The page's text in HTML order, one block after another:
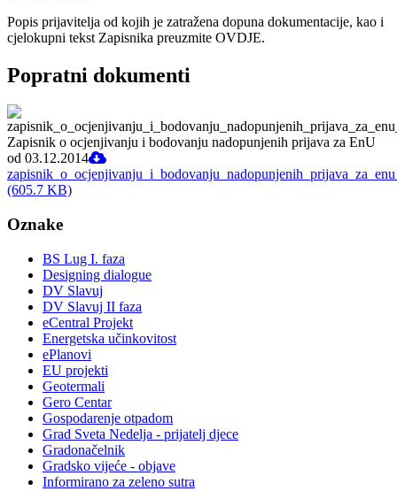
Popis prijavitelja od kojih je zatražena dopuna dokumentacije, kao i
cjelokupni tekst Zapisnika preuzmite OVDJE.
Popratni dokumenti
Zapisnik o ocjenjivanju i bodovanju nadopunjenih prijava za EnU
od 03.12.2014
(605.7 KB)
Oznake
BS Lug I. faza
Designing dialogue
DV Slavuj
DV Slavuj II faza
eCentral Projekt
Energetska učinkovitost
ePlanovi
EU projekti
Geotermali
Gero Centar
Gospodarenje otpadom
Grad Sveta Nedelja - prijatelj djece
Gradonačelnik
Gradsko vijeće - objave
Informirano za zeleno sutra